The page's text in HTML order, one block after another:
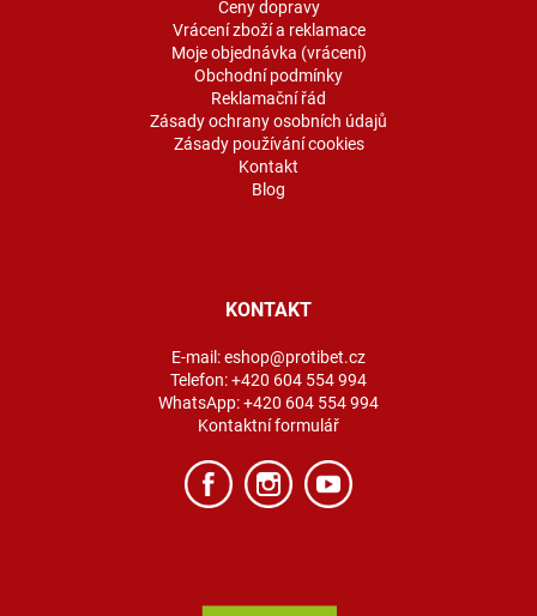
Ceny dopravy
Vrácení zboží a reklamace
Moje objednávka (vrácení)
Obchodní podmínky
Reklamační řád
Zásady ochrany osobních údajů
Zásady používání cookies
Kontakt
Blog
KONTAKT
E-mail:eshop@protibet.cz
Telefon:+420 604 554 994
WhatsApp:+420 604 554 994
Kontaktní formulář